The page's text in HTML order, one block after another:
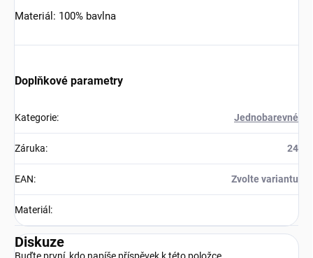
Materiál: 100% bavlna
Doplňkové parametry
Kategorie: Jednobarevné
Záruka: 24
EAN: Zvolte variantu
Materiál :
Diskuze